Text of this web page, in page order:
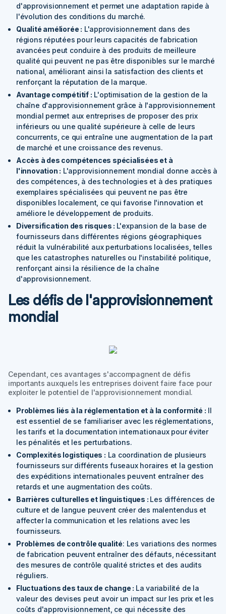
d'approvisionnement et permet une adaptation rapide à
l'évolution des conditions du marché.
Qualité améliorée : L'approvisionnement dans des
régions réputées pour leurs capacités de fabrication
avancées peut conduire à des produits de meilleure
qualité qui peuvent ne pas être disponibles sur le marché
national, améliorant ainsi la satisfaction des clients et
renforçant la réputation de la marque.
Avantage compétitif : L'optimisation de la gestion de la
chaîne d'approvisionnement grâce à l'approvisionnement
mondial permet aux entreprises de proposer des prix
inférieurs ou une qualité supérieure à celle de leurs
concurrents, ce qui entraîne une augmentation de la part
de marché et une croissance des revenus.
Accès à des compétences spécialisées et à
l'innovation : L'approvisionnement mondial donne accès à
des compétences, à des technologies et à des pratiques
exemplaires spécialisées qui peuvent ne pas être
disponibles localement, ce qui favorise l'innovation et
améliore le développement de produits.
Diversification des risques : L'expansion de la base de
fournisseurs dans différentes régions géographiques
réduit la vulnérabilité aux perturbations localisées, telles
que les catastrophes naturelles ou l'instabilité politique,
renforçant ainsi la résilience de la chaîne
d'approvisionnement.
Les défis de l'approvisionnement
mondial
Cependant, ces avantages s'accompagnent de défis
importants auxquels les entreprises doivent faire face pour
exploiter le potentiel de l'approvisionnement mondial.
Problèmes liés à la réglementation et à la conformité : Il
est essentiel de se familiariser avec les réglementations,
les tarifs et la documentation internationaux pour éviter
les pénalités et les perturbations.
Complexités logistiques : La coordination de plusieurs
fournisseurs sur différents fuseaux horaires et la gestion
des expéditions internationales peuvent entraîner des
retards et une augmentation des coûts.
Barrières culturelles et linguistiques : Les différences de
culture et de langue peuvent créer des malentendus et
affecter la communication et les relations avec les
fournisseurs.
Problèmes de contrôle qualité: Les variations des normes
de fabrication peuvent entraîner des défauts, nécessitant
des mesures de contrôle qualité strictes et des audits
réguliers.
Fluctuations des taux de change : La variabilité de la
valeur des devises peut avoir un impact sur les prix et les
coûts d'approvisionnement, ce qui nécessite des